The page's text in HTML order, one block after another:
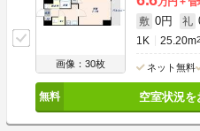
画像：30枚
敷 0円 礼
1K 25.20m2
ネット無料
空室状況を